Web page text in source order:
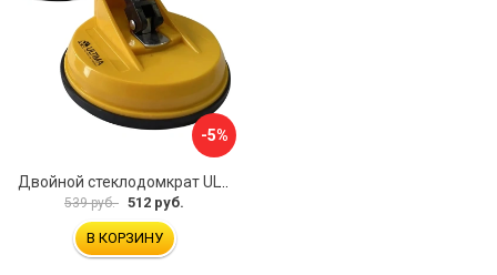
-5%
Двойной стеклодомкрат ULTIMA 2
539 руб. 512 руб.
В КОРЗИНУ